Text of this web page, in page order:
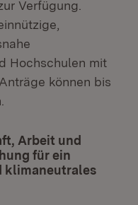
Verfügung.
Hochschulen mit
können bis
Arbeit und
für ein
klimaneutrales